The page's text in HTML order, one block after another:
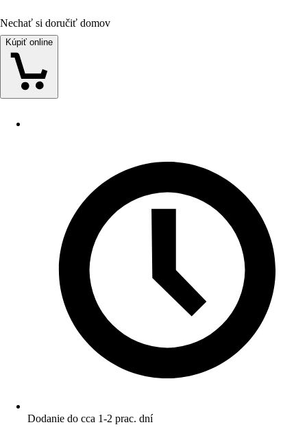
Nechať si doručiť domov
Kúpiť online
Dodanie do cca 1-2 prac. dní